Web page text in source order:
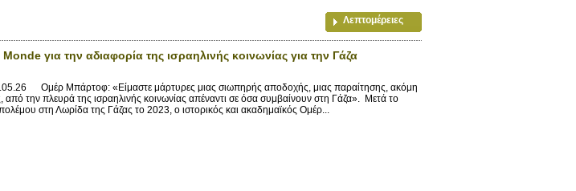
Λεπτομέρειες
για την αδιαφορία της ισραηλινής κοινωνίας για την Γάζα
Ομέρ Μπάρτοφ: «Είμαστε μάρτυρες μιας σιωπηρής αποδοχής, μιας παραίτησης, ακόμη
από την πλευρά της ισραηλινής κοινωνίας απέναντι σε όσα συμβαίνουν στη Γάζα». Μετά το
στη Λωρίδα της Γάζας το 2023, ο ιστορικός και ακαδημαϊκός Ομέρ...